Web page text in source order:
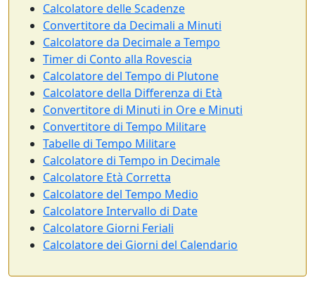
Calcolatore delle Scadenze
Convertitore da Decimali a Minuti
Calcolatore da Decimale a Tempo
Timer di Conto alla Rovescia
Calcolatore del Tempo di Plutone
Calcolatore della Differenza di Età
Convertitore di Minuti in Ore e Minuti
Convertitore di Tempo Militare
Tabelle di Tempo Militare
Calcolatore di Tempo in Decimale
Calcolatore Età Corretta
Calcolatore del Tempo Medio
Calcolatore Intervallo di Date
Calcolatore Giorni Feriali
Calcolatore dei Giorni del Calendario